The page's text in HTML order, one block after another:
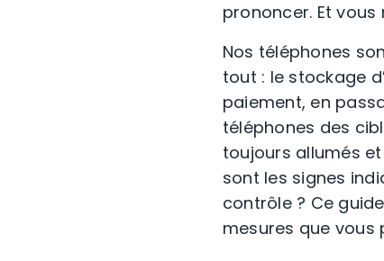
prononcer. Et vous
Nos téléphones
tout : le stockage
paiement, en
téléphones des
toujours allumés
sont les signes
contrôle ? Ce
mesures que vous